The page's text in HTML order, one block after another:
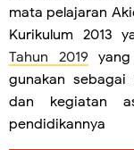
mata pelajaran
Kurikulum 2013
Tahun 2019yang
gunakan sebagai
dan kegiatan
pendidikannya